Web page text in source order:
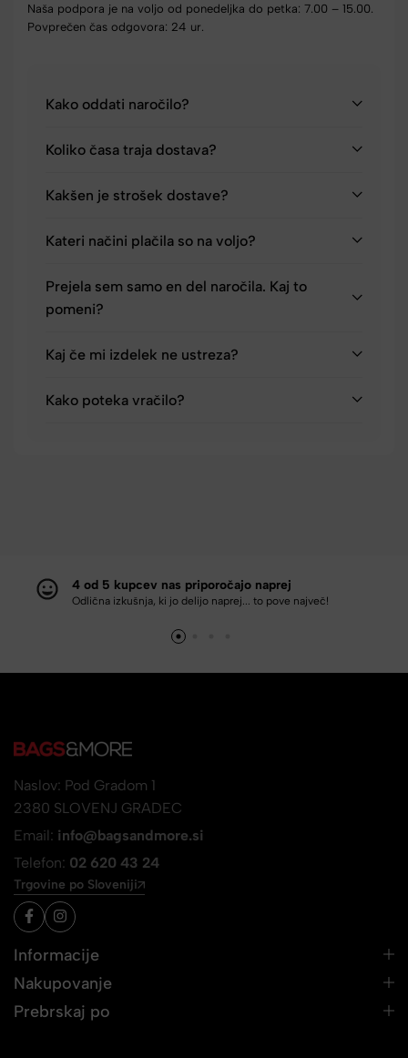
Naša podpora je na voljo od ponedeljka do petka: 7.00 – 15.00.
Povprečen čas odgovora: 24 ur.
Kako oddati naročilo?
Koliko časa traja dostava?
Kakšen je strošek dostave?
Kateri načini plačila so na voljo?
Prejela sem samo en del naročila. Kaj to
pomeni?
Kaj če mi izdelek ne ustreza?
Kako poteka vračilo?
4 od 5 kupcev nas priporočajo naprej
Odlična izkušnja, ki jo delijo naprej... to pove največ!
Naslov: Pod Gradom 1
2380 SLOVENJ GRADEC
Email: info@bagsandmore.si
Telefon: 02 620 43 24
Trgovine po Sloveniji
Informacije
Nakupovanje
Prebrskaj po